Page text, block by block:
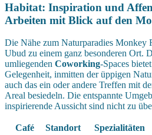
Habitat: Inspiration und
Arbeiten mit Blick auf den
Die Nähe zum Naturparadies Monkey
Ubud zu einem ganz besonderen Ort.
umliegenden Coworking-Spaces
Gelegenheit, inmitten der üppigen
auch das ein oder andere Treffen mit
Areal besiedeln. Die entspannte
inspirierende Aussicht sind nicht zu
Café Standort Spezialitäten